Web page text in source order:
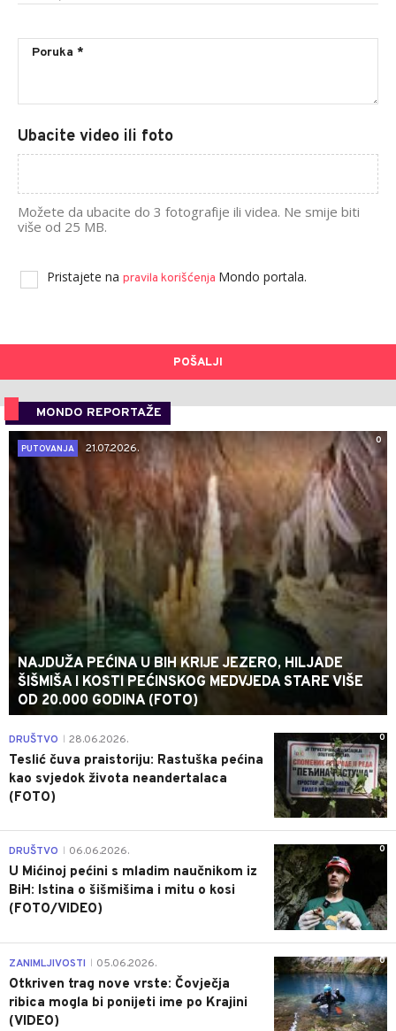
Ubacite video ili foto
Možete da ubacite do 3 fotografije ili videa. Ne smije biti
više od 25 MB.
Pristajete na pravila korišćenja Mondo portala.
POŠALJI
MONDO REPORTAŽE
0
PUTOVANJA
21.07.2026.
NAJDUŽA PEĆINA U BIH KRIJE JEZERO, HILJADE
ŠIŠMIŠA I KOSTI PEĆINSKOG MEDVJEDA STARE VIŠE
OD 20.000 GODINA (FOTO)
0
DRUŠTVO 28.06.2026.
Teslić čuva praistoriju: Rastuška pećina
kao svjedok života neandertalaca
(FOTO)
0
DRUŠTVO 06.06.2026.
U Mićinoj pećini s mladim naučnikom iz
BiH: Istina o šišmišima i mitu o kosi
(FOTO/VIDEO)
0
ZANIMLJIVOSTI 05.06.2026.
Otkriven trag nove vrste: Čovječja
ribica mogla bi ponijeti ime po Krajini
(VIDEO)